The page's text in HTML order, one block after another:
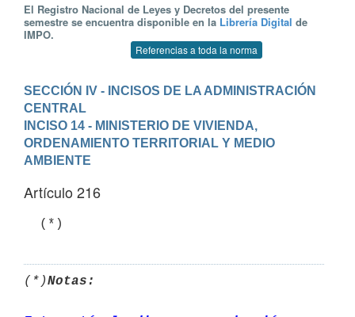
El Registro Nacional de Leyes y Decretos del presente
semestre se encuentra disponible en la Librería Digital de
IMPO.
Referencias a toda la norma
SECCIÓN IV - INCISOS DE LA ADMINISTRACIÓN
CENTRAL
INCISO 14 - MINISTERIO DE VIVIENDA,
ORDENAMIENTO TERRITORIAL Y MEDIO
AMBIENTE
Artículo 216
  (*)
(*)Notas: